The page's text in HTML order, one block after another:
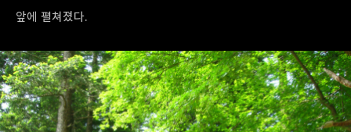
앞에 펼쳐졌다.